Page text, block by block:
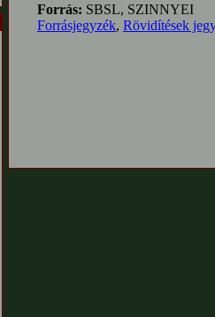
Forrás: SBSL, SZINNYEI
Forrásjegyzék, Rövidítések